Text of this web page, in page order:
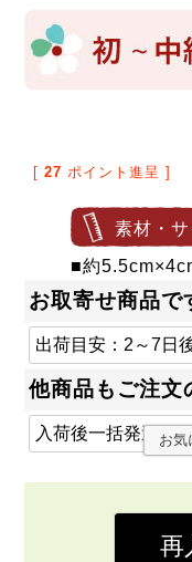
[ 27 ポイント進呈 ]
素材・
■約
お取寄せ商品で
他商品もご注文
お気
再